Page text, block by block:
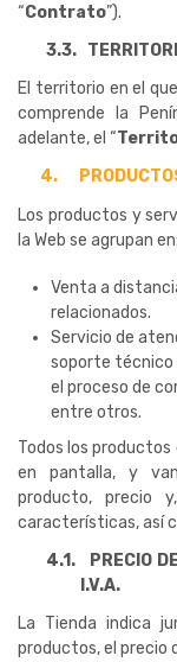
“Contrato”).
3.3.
El territorio en el
comprende la
adelante, el “
4.
Los productos y
la Web se agrupan en:
Venta a
relacionados.
Servicio de
soporte técnico
el proceso de
entre otros.
Todos los productos
en pantalla, y
producto, precio
características, así
4.1.
PRECIO
I.V.A.
La Tienda indica
productos, el precio